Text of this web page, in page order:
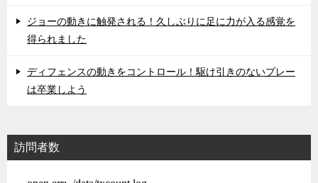
ジョーの動きに触発される！久しぶりに足に力が入る感覚を
得られました
ディフェンスの動きをコントロール！駆け引きのないプレー
は卒業しよう
訪問者数